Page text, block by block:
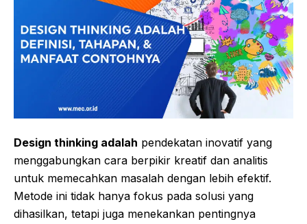
Design thinking adalah pendekatan inovatif yang
menggabungkan cara berpikir kreatif dan analitis
untuk memecahkan masalah dengan lebih efektif.
Metode ini tidak hanya fokus pada solusi yang
dihasilkan, tetapi juga menekankan pentingnya